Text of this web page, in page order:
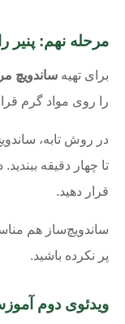
مرحله نهم: پنیر
برای تهیه ساندویچ
را روی مواد گرم
در روش تابه،
تا چهار دقیقه
قرار دهید.
ساندویچ‌ساز هم
پر نکرده باشید.
ویدئوی دوم